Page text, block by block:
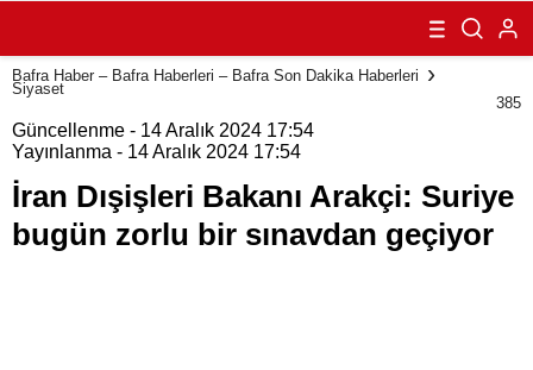
Suriye bugün
zorlu bir
sınavdan
geçiyor
Bafra Haber – Bafra Haberleri – Bafra Son Dakika Haberleri
Siyaset
385
Güncellenme - 14 Aralık 2024 17:54
Yayınlanma - 14 Aralık 2024 17:54
İran Dışişleri Bakanı Arakçi: Suriye
bugün zorlu bir sınavdan geçiyor